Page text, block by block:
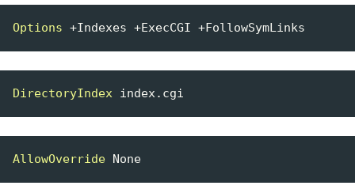
Options
DirectoryIndex
AllowOverride